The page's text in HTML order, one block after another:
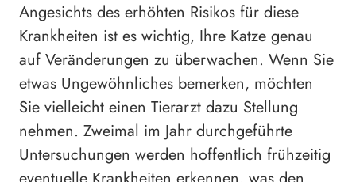
Angesichts des erhöhten Risikos für diese
Krankheiten ist es wichtig, Ihre Katze genau
auf Veränderungen zu überwachen. Wenn Sie
etwas Ungewöhnliches bemerken, möchten
Sie vielleicht einen Tierarzt dazu Stellung
nehmen. Zweimal im Jahr durchgeführte
Untersuchungen werden hoffentlich frühzeitig